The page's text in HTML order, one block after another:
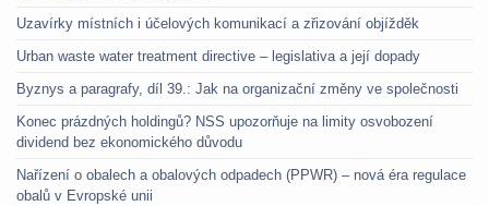
Uzavírky místních i účelových komunikací a zřizování objížděk
Urban waste water treatment directive – legislativa a její dopady
Byznys a paragrafy, díl 39.: Jak na organizační změny ve společnosti
Konec prázdných holdingů? NSS upozorňuje na limity osvobození
dividend bez ekonomického důvodu
Nařízení o obalech a obalových odpadech (PPWR) – nová éra regulace
obalů v Evropské unii